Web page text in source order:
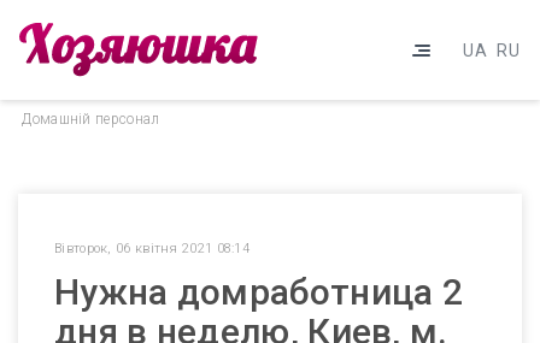
UA RU
Домашнiй персонал
Вівторок, 06 квітня 2021 08:14
Нужна домработница 2
дня в неделю, Киев, м.